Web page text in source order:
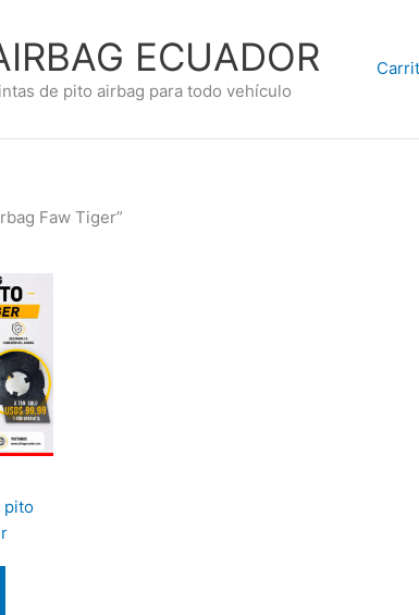
ECUADOR
de pito airbag para todo vehículo
Faw Tiger”
pito